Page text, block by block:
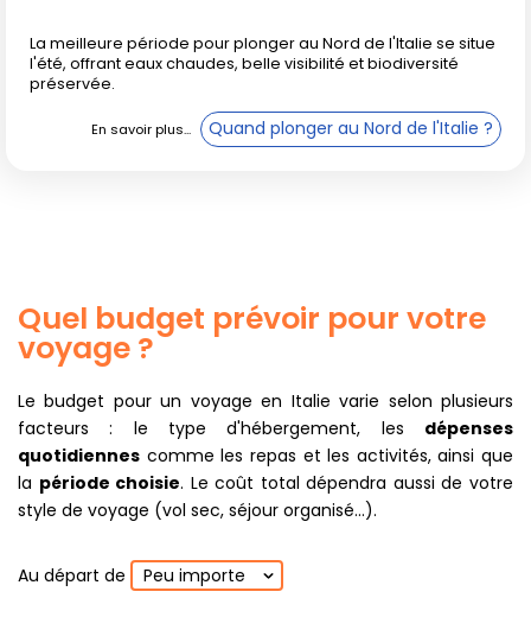
La meilleure période pour plonger au Nord de l'Italie se situe
l'été, offrant eaux chaudes, belle visibilité et biodiversité
préservée.
Quand plonger au Nord de l'Italie ?
Quel budget prévoir pour votre
voyage ?
Le budget pour un voyage en Italie varie selon plusieurs
facteurs : le type d'hébergement, les dépenses
quotidiennes comme les repas et les activités, ainsi que
la période choisie. Le coût total dépendra aussi de votre
style de voyage (vol sec, séjour organisé...).
Au départ de Peu importe